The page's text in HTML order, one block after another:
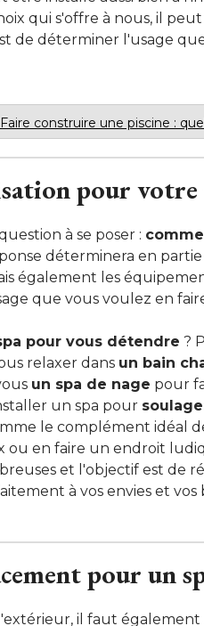
qui s'offre à nous, il
de déterminer l'usage
Faire construire une piscine :
pour votre
à se poser :
déterminera en
également les
que vous voulez en
pour vous détendre ?
relaxer dans un bain
un spa de nage pour
un spa pour
le complément idéal
ou en faire un endroit
et l'objectif est de
à vos envies et vos
pour un
il faut